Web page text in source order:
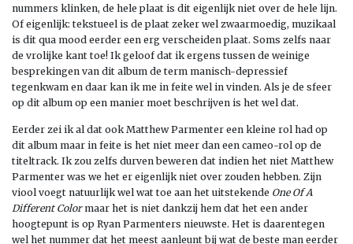
nummers klinken, de hele plaat is dit eigenlijk niet over de hele lijn.
Of eigenlijk: tekstueel is de plaat zeker wel zwaarmoedig, muzikaal
is dit qua mood eerder een erg verscheiden plaat. Soms zelfs naar
de vrolijke kant toe! Ik geloof dat ik ergens tussen de weinige
besprekingen van dit album de term manisch-depressief
tegenkwam en daar kan ik me in feite wel in vinden. Als je de sfeer
op dit album op een manier moet beschrijven is het wel dat.
Eerder zei ik al dat ook Matthew Parmenter een kleine rol had op
dit album maar in feite is het niet meer dan een cameo-rol op de
titeltrack. Ik zou zelfs durven beweren dat indien het niet Matthew
Parmenter was we het er eigenlijk niet over zouden hebben. Zijn
viool voegt natuurlijk wel wat toe aan het uitstekende One Of A
Different Colormaar het is niet dankzij hem dat het een ander
hoogtepunt is op Ryan Parmenters nieuwste. Het is daarentegen
wel het nummer dat het meest aanleunt bij wat de beste man eerder